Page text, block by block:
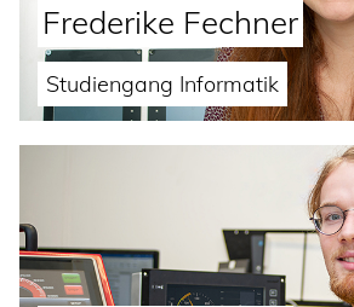
Frederike Fechner
Studiengang Informatik